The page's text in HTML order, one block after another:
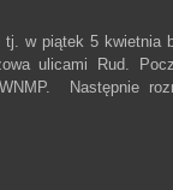
w piątek 5 kwietnia
ulicami Rud.
Następnie